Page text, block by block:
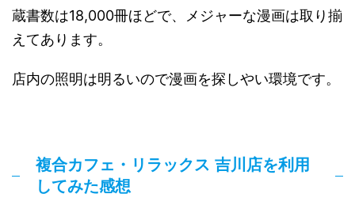
蔵書数は18,000冊ほどで、メジャーな漫画は取り揃
えてあります。
店内の照明は明るいので漫画を探しやい環境です。
複合カフェ・リラックス 吉川店を利用
してみた感想